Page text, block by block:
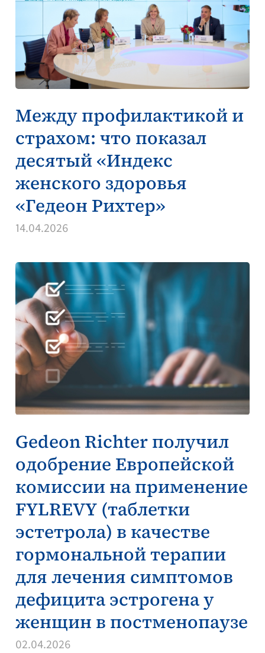
Между профилактикой и
страхом: что показал
десятый «Индекс
женского здоровья
«Гедеон Рихтер»
14.04.2026
Gedeon Richter получил
одобрение Европейской
комиссии на применение
FYLREVY (таблетки
эстетрола) в качестве
гормональной терапии
для лечения симптомов
дефицита эстрогена у
женщин в постменопаузе
02.04.2026